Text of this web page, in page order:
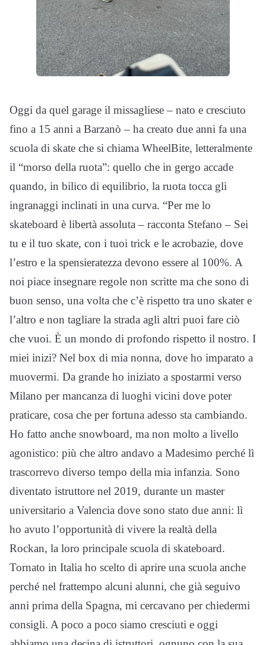
Oggi da quel garage il missagliese – nato e cresciuto
fino a 15 anni a Barzanò – ha creato due anni fa una
scuola di skate che si chiama WheelBite, letteralmente
il “morso della ruota”: quello che in gergo accade
quando, in bilico di equilibrio, la ruota tocca gli
ingranaggi inclinati in una curva. “Per me lo
skateboard è libertà assoluta – racconta Stefano – Sei
tu e il tuo skate, con i tuoi trick e le acrobazie, dove
l’estro e la spensieratezza devono essere al 100%. A
noi piace insegnare regole non scritte ma che sono di
buon senso, una volta che c’è rispetto tra uno skater e
l’altro e non tagliare la strada agli altri puoi fare ciò
che vuoi. È un mondo di profondo rispetto il nostro. I
miei inizi? Nel box di mia nonna, dove ho imparato a
muovermi. Da grande ho iniziato a spostarmi verso
Milano per mancanza di luoghi vicini dove poter
praticare, cosa che per fortuna adesso sta cambiando.
Ho fatto anche snowboard, ma non molto a livello
agonistico: più che altro andavo a Madesimo perché lì
trascorrevo diverso tempo della mia infanzia. Sono
diventato istruttore nel 2019, durante un master
universitario a Valencia dove sono stato due anni: lì
ho avuto l’opportunità di vivere la realtà della
Rockan, la loro principale scuola di skateboard.
Tornato in Italia ho scelto di aprire una scuola anche
perché nel frattempo alcuni alunni, che già seguivo
anni prima della Spagna, mi cercavano per chiedermi
consigli. A poco a poco siamo cresciuti e oggi